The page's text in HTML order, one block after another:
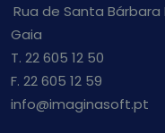
Rua de Santa Bárbara
Gaia
T. 22 605 12 50
F. 22 605 12 59
info@imaginasoft.pt